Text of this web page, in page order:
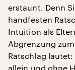
erstaunt. Denn
handfesten
Intuition als
Abgrenzung
Ratschlag
allein und ohne